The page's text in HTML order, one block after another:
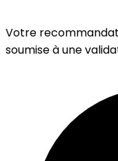
Votre
soumise à une